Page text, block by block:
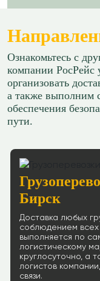
Ознакомьтесь с
компании
организовать
а также выполним
обеспечения
пути.
Бирск
Доставка любых
соблюдением всех
выполняется по
логистическому
круглосуточно, а
логистов
связи.